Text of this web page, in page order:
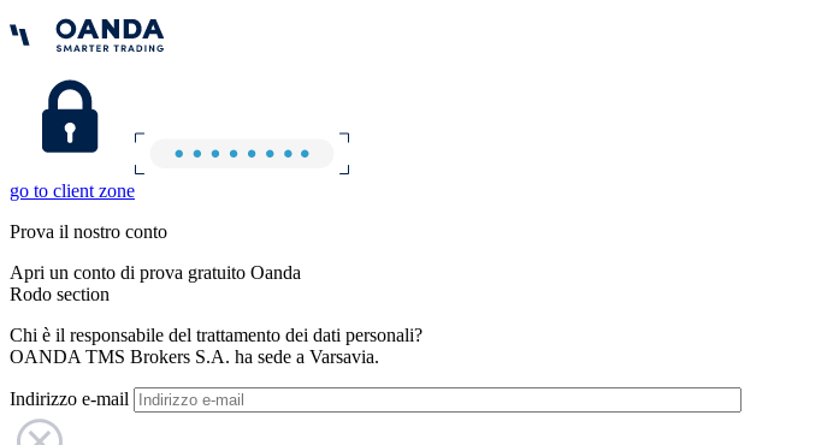
go to client zone
Prova il nostro conto
Apri un conto di prova gratuito Oanda
Rodo section
Chi è il responsabile del trattamento dei dati personali?
OANDA TMS Brokers S.A. ha sede a Varsavia.
Indirizzo e-mail